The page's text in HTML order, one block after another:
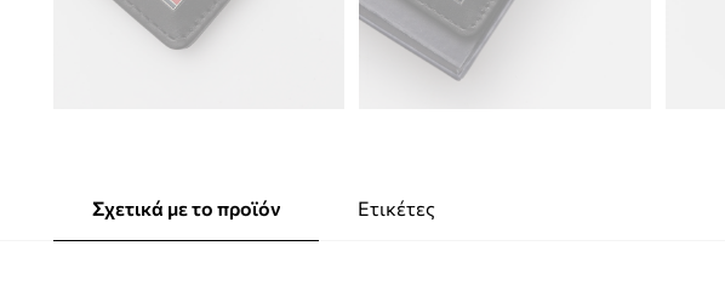
Σχετικά με το προϊόν Ετικέτες